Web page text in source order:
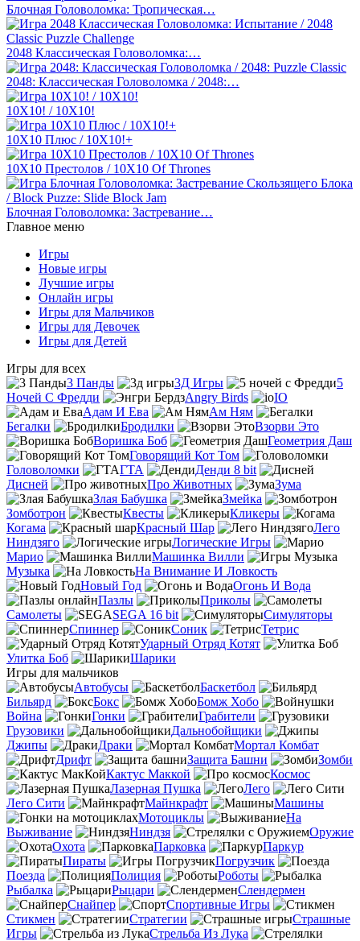
Блочная Головоломка: Тропическая…
2048 Классическая Головоломка:…
2048: Классическая Головоломка / 2048:…
10Х10! / 10X10!
10Х10 Плюс / 10X10!+
10Х10 Престолов / 10X10 Of Thrones
Блочная Головоломка: Застревание…
Главное меню
Игры
Новые игры
Лучшие игры
Онлайн игры
Игры для Мальчиков
Игры для Девочек
Игры для Детей
Игры для всех
3 Панды
3Д Игры
5
Ночей С Фредди
Angry Birds
IO
Адам И Ева
Ам Ням
Бегалки
Бродилки
Взорви Это
Воришка Боб
Геометрия Даш
Говорящий Кот Том
Головоломки
ГТА
Денди 8 bit
Дисней
Про Животных
Зума
Злая Бабушка
Змейка
Зомботрон
Квесты
Кликеры
Когама
Красный Шар
Лего
Ниндзяго
Логические Игры
Марио
Машинка Вилли
Музыка
На Внимание И Ловкость
Новый Год
Огонь И Вода
Пазлы
Приколы
Самолеты
SEGA 16 bit
Симуляторы
Спиннер
Соник
Тетрис
Ударный Отряд Котят
Улитка Боб
Шарики
Игры для мальчиков
Автобусы
Баскетбол
Бильярд
Бокс
Бомж Хобо
Война
Гонки
Грабители
Грузовики
Дальнобойщики
Джипы
Драки
Мортал Комбат
Дрифт
Защита Башни
Зомби
Кактус Маккой
Космос
Лазерная Пушка
Лего
Лего Сити
Майнкрафт
Машины
Мотоциклы
На
Выживание
Ниндзя
Оружие
Охота
Парковка
Паркур
Пираты
Погрузчик
Поезда
Полиция
Роботы
Рыбалка
Рыцари
Слендермен
Снайпер
Спортивные Игры
Стикмен
Стратегии
Страшные
Игры
Стрельба Из Лука